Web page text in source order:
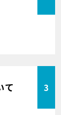
て 3